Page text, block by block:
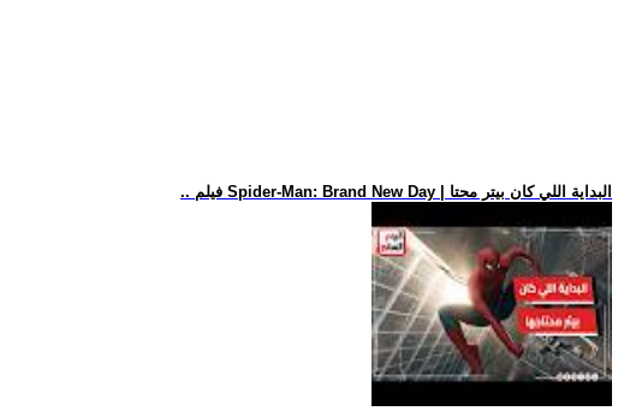
.. فيلم Spider-Man: Brand New Day | البداية اللي كان بيتر محتا